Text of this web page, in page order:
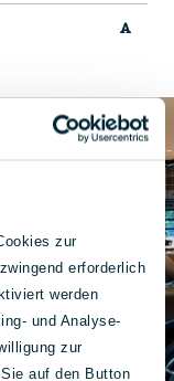
zur
erforderlich
werden
und Analyse-
zur
auf den Button
A